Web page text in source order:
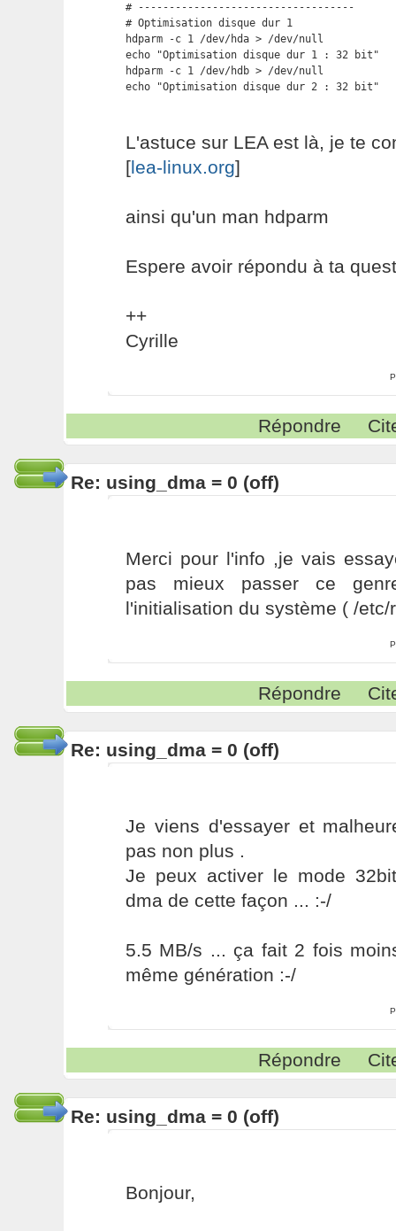
# -----------------------------------
# Optimisation disque dur 1
hdparm -c 1 /dev/hda > /dev/null
echo "Optimisation disque dur 1 : 32 bit"
hdparm -c 1 /dev/hdb > /dev/null
echo "Optimisation disque dur 2 : 32 bit"
L'astuce sur LEA est là, je te
[lea-linux.org]
ainsi qu'un man hdparm
Espere avoir répondu à ta
++
Cyrille
Répondre
Re: using_dma = 0 (off)
Merci pour l'info ,je vais
pas mieux passer ce
l'initialisation du système ( /etc/
Répondre
Re: using_dma = 0 (off)
Je viens d'essayer et
pas non plus .
Je peux activer le mode
dma de cette façon ... :-/
5.5 MB/s ... ça fait 2 fois
même génération :-/
Répondre
Re: using_dma = 0 (off)
Bonjour,